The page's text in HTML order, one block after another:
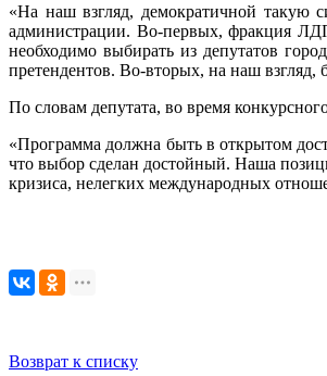
«На наш взгляд, демократичной такую
администрации. Во-первых, фракция
необходимо выбирать из депутатов
претендентов. Во-вторых, на наш взгляд,
По словам депутата, во время
«Программа должна быть в открытом
что выбор сделан достойный. Наша
кризиса, нелегких международных
Возврат к списку